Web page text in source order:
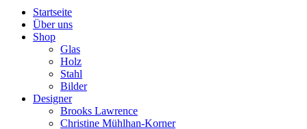
Startseite
Über uns
Shop
Glas
Holz
Stahl
Bilder
Designer
Brooks Lawrence
Christine Mühlhan-Korner